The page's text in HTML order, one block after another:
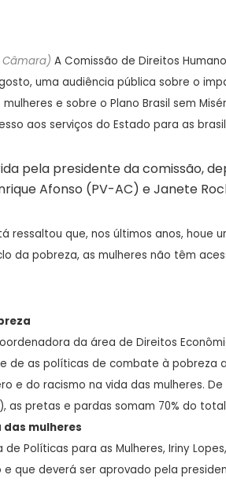
Câmara) A Comissão de Direitos
uma audiência pública sobre o
e sobre o Plano Brasil sem
aos serviços do Estado para as
pela presidente da comissão,
Afonso (PV-AC) e Janete
ressaltou que, nos últimos anos, houe
da pobreza, as mulheres não têm
da área de Direitos
de as políticas de combate à pobreza
e do racismo na vida das mulheres.
as pretas e pardas somam 70% do
mulheres
Políticas para as Mulheres, Iriny
que deverá ser aprovado pela